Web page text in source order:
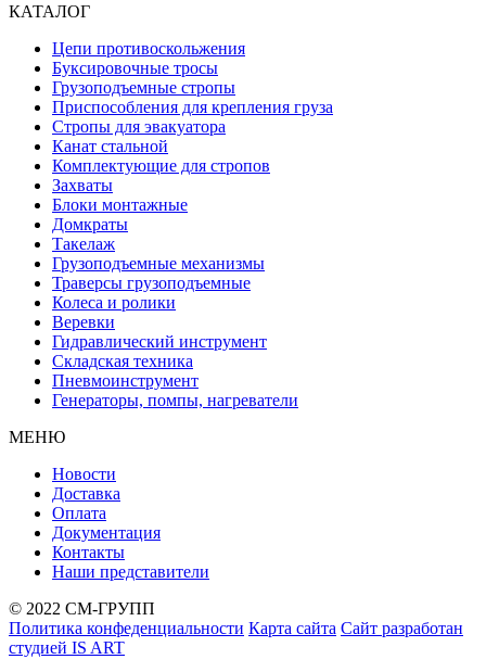
КАТАЛОГ
Цепи противоскольжения
Буксировочные тросы
Грузоподъемные стропы
Приспособления для крепления груза
Стропы для эвакуатора
Канат стальной
Комплектующие для стропов
Захваты
Блоки монтажные
Домкраты
Такелаж
Грузоподъемные механизмы
Траверсы грузоподъемные
Колеса и ролики
Веревки
Гидравлический инструмент
Складская техника
Пневмоинструмент
Генераторы, помпы, нагреватели
МЕНЮ
Новости
Доставка
Оплата
Документация
Контакты
Наши представители
© 2022 СМ-ГРУПП
Политика конфеденциальности Карта сайта Сайт разработан
студией IS ART